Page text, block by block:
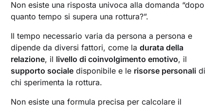
Non esiste una risposta univoca alla domanda “dopo
quanto tempo si supera una rottura?”.
Il tempo necessario varia da persona a persona e
dipende da diversi fattori, come ladurata della
relazione, il livello di coinvolgimento emotivo, il
supporto sociale disponibile e le risorse personali di
chi sperimenta la rottura.
Non esiste una formula precisa per calcolare il